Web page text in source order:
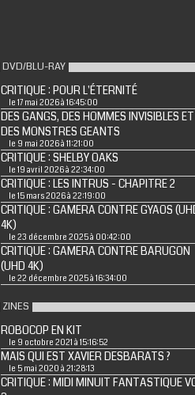
DVD/BLU-RAY
CRITIQUE : POUR L'ÉTERNITÉ
le 17 mai 2026 à 16:45:00
DES GANGS, DES HOMMES INVISIBLES ET
DES MONSTRES GEANTS
le 9 mai 2026 à 11:21:00
CRITIQUE : SHELBY OAKS
le 19 avril 2026 à 22:34:00
CRITIQUE : LES INTRUS - CHAPITRE 2
le 15 mars 2026 à 22:19:00
CRITIQUE : GAMERA CONTRE GYAOS
4K)
le 23 décembre 2025 à 00:42:00
CRITIQUE : GAMERA CONTRE BARUGON
(UHD 4K)
le 22 décembre 2025 à 16:34:00
ZINES
ROBOCOP EN KIT
le 9 octobre 2021 à 15:16:52
MAIS QUI EST XAVIER DESBARATS ?
le 5 mai 2020 à 21:28:13
CRITIQUE : MIDI MINUIT FANTASTIQUE